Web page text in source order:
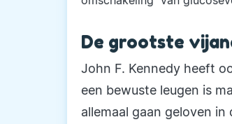
De grootste
John F. Kennedy heeft
een bewuste leugen is
allemaal gaan geloven